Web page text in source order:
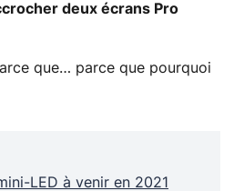
deux écrans Pro
que… parce que pourquoi
LED à venir en 2021